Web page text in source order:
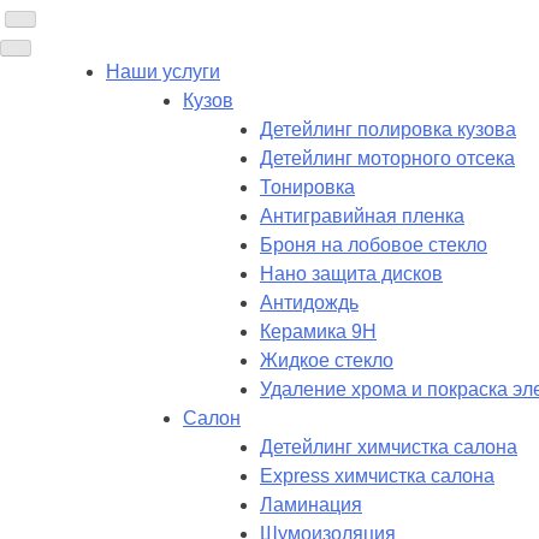
Наши услуги
Кузов
Детейлинг полировка кузова
Детейлинг моторного отсека
Тонировка
Антигравийная пленка
Броня на лобовое стекло
Нано защита дисков
Антидождь
Керамика 9H
Жидкое стекло
Удаление хрома и покраска
Салон
Детейлинг химчистка салона
Express химчистка салона
Ламинация
Шумоизоляция